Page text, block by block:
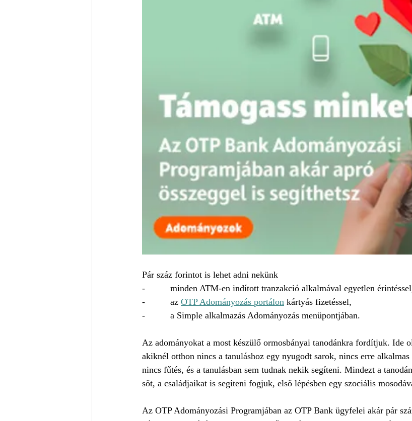
Pár száz forintot is lehet adni nekünk
-          minden ATM-en indított tranzakció alkalmával egyetlen
-          az OTP Adományozás portálon kártyás fizetéssel,
-          a Simple alkalmazás Adományozás menüpontjában.
Az adományokat a most készülő ormosbányai tanodánkra fordítjuk. Ide
akiknél otthon nincs a tanuláshoz egy nyugodt sarok, nincs erre
nincs fűtés, és a tanulásban sem tudnak nekik segíteni. Mindezt a
sőt, a családjaikat is segíteni fogjuk, első lépésben egy szociális
Az OTP Adományozási Programjában az OTP Bank ügyfelei akár pár